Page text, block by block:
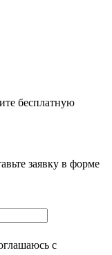
бесплатную
заявку в форме
с